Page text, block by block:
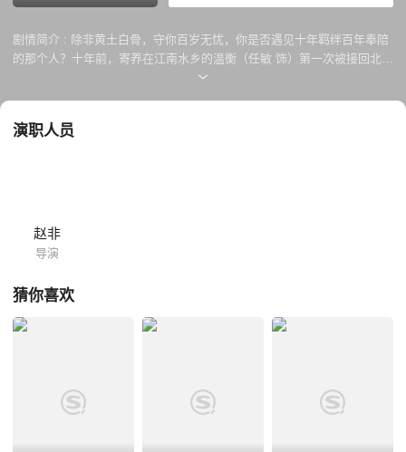
剧情简介 : 除非黄土白骨，守你百岁无忧，你是否遇见十年羁绊百年奉陪
的那个人？十年前，寄养在江南水乡的温衡（任敏 饰）第一次被接回北方
温家，命运的安排让她遇见了言希（丁禹兮 饰），这一遇见，便是十年纠
起”。十年后的重逢，伴随着亲朋好友的陪伴与见证，似乎是命运的轮回，
演职人员
赵非
导演
猜你喜欢